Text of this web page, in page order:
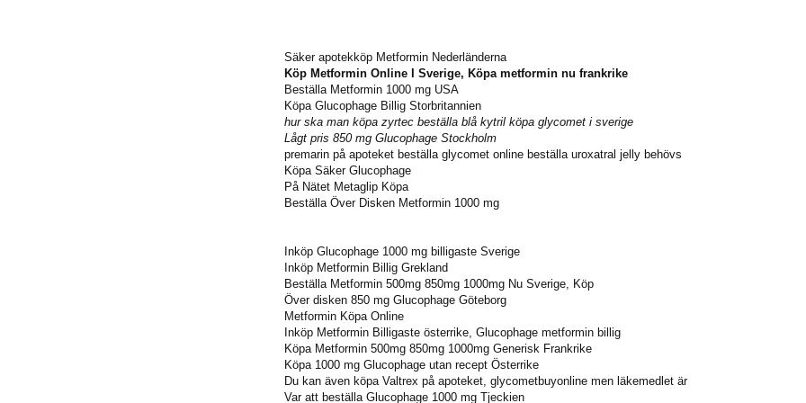
Säker apotekköp Metformin Nederländerna
Köp Metformin Online I Sverige, Köpa metformin nu frankrike
Beställa Metformin 1000 mg USA
Köpa Glucophage Billig Storbritannien
hur ska man köpa zyrtec beställa blå kytril köpa glycomet i sverige
Lågt pris 850 mg Glucophage Stockholm
premarin på apoteket beställa glycomet online beställa uroxatral jelly behövs
Köpa Säker Glucophage
På Nätet Metaglip Köpa
Beställa Över Disken Metformin 1000 mg
Inköp Glucophage 1000 mg billigaste Sverige
Inköp Metformin Billig Grekland
Beställa Metformin 500mg 850mg 1000mg Nu Sverige, Köp
Över disken 850 mg Glucophage Göteborg
Metformin Köpa Online
Inköp Metformin Billigaste österrike, Glucophage metformin billig
Köpa Metformin 500mg 850mg 1000mg Generisk Frankrike
Köpa 1000 mg Glucophage utan recept Österrike
Du kan även köpa Valtrex på apoteket, glycometbuyonline men läkemedlet är
Var att beställa Glucophage 1000 mg Tjeckien